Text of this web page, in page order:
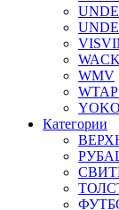
WMV
Категории